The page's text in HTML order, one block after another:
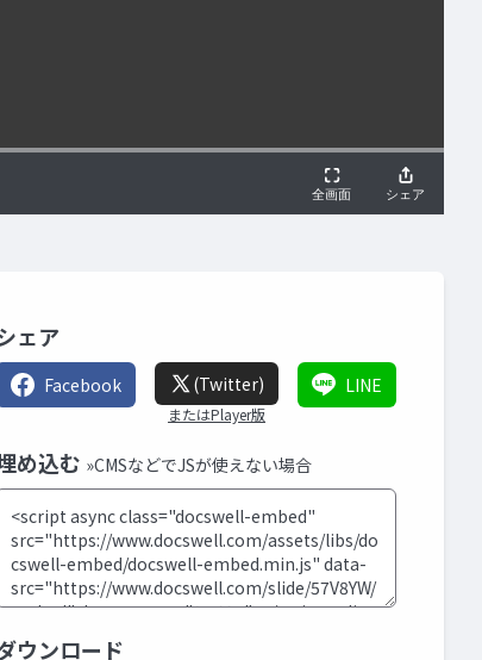
ェア
Facebook (Twitter)
またはPlayer版
LINE
め込む »CMSなどでJSが使えない場合
ウンロード